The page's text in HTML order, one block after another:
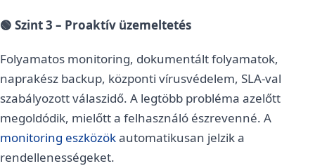
🟢 Szint 3 – Proaktív üzemeltetés
Folyamatos monitoring, dokumentált folyamatok,
naprakész backup, központi vírusvédelem, SLA-val
szabályozott válaszidő. A legtöbb probléma azelőtt
megoldódik, mielőtt a felhasználó észrevenné. A
monitoring eszközökautomatikusan jelzik a
rendellenességeket.